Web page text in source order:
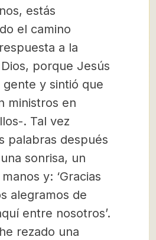
estás
el camino
a la
porque Jesús
gente y sintió que
ministros en
. Tal vez
palabras después
sonrisa, un
y: ‘Gracias
alegramos de
entre nosotros’.
rezado una